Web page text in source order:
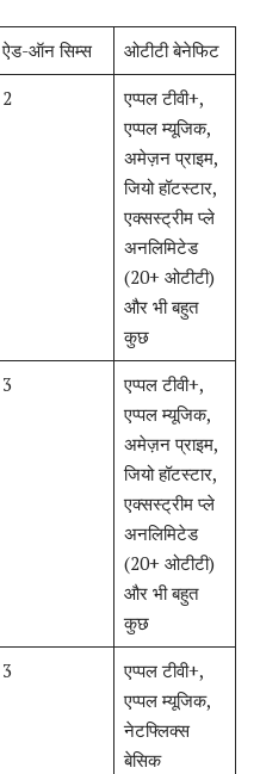
ऐड-ऑन सिम्स
ओटीटी बेनेफिट
2
एप्पल टीवी+,
एप्पल म्यूजिक,
अमेज़न प्राइम,
जियो हॉटस्टार,
एक्सस्ट्रीम प्ले
अनलिमिटेड
(20+ ओटीटी)
और भी बहुत
कुछ
3
एप्पल टीवी+,
एप्पल म्यूजिक,
अमेज़न प्राइम,
जियो हॉटस्टार,
एक्सस्ट्रीम प्ले
अनलिमिटेड
(20+ ओटीटी)
और भी बहुत
कुछ
3
एप्पल टीवी+,
एप्पल म्यूजिक,
नेटफ्लिक्स
बेसिक